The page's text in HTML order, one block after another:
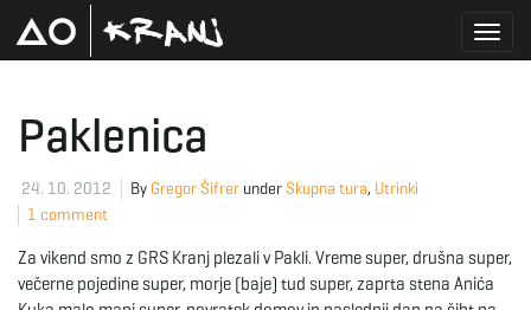
g
Paklenica
24. 10. 2012 By Gregor Šifrer under Skupna tura, Utrinki
1 comment
Za vikend smo z GRS Kranj plezali v Pakli. Vreme super, drušna super,
večerne pojedine super, morje (baje) tud super, zaprta stena Anića